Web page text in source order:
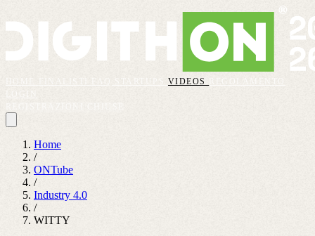
VIDEOS
REGOLAMENTO
Home
/
ONTube
/
Industry 4.0
/
WITTY